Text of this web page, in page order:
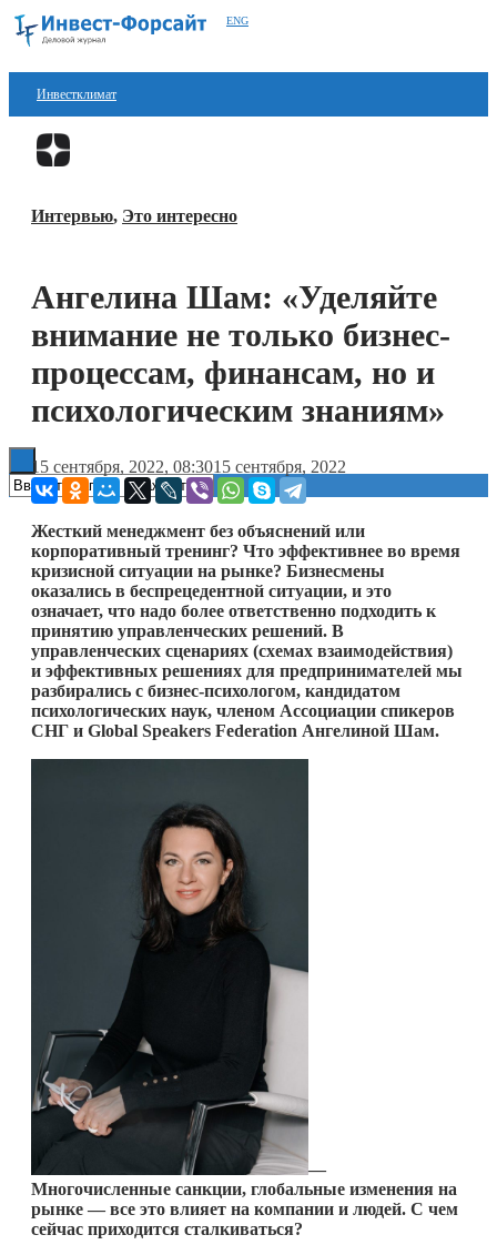
ENG
Инвестклимат
Финансы
Блокчейн
Книги
Интервью, Это интересно
Ангелина Шам: «Уделяйте
внимание не только бизнес-
процессам, финансам, но и
психологическим знаниям»
15 сентября, 2022, 08:3015 сентября, 2022
Жесткий менеджмент без объяснений или
корпоративный тренинг? Что эффективнее во время
кризисной ситуации на рынке? Бизнесмены
оказались в беспрецедентной ситуации, и это
означает, что надо более ответственно подходить к
принятию управленческих решений. В
управленческих сценариях (схемах взаимодействия)
и эффективных решениях для предпринимателей мы
разбирались с бизнес-психологом, кандидатом
психологических наук, членом Ассоциации спикеров
СНГ и Global Speakers Federation Ангелиной Шам.
—
Многочисленные санкции, глобальные изменения на
рынке — все это влияет на компании и людей. С чем
сейчас приходится сталкиваться?